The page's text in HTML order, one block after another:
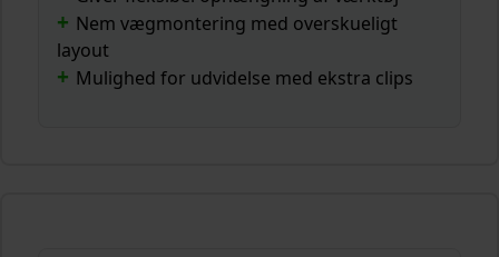
Nem vægmontering med overskueligt
layout
Mulighed for udvidelse med ekstra clips